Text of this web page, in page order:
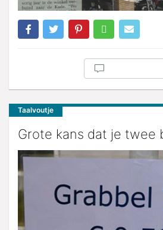
Taalvoutje
Grote kans dat je twee